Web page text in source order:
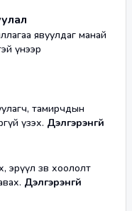
явуулдаг манай
үнээр
тамирчдын
үзэх. Дэлгэрэнгүй
эрүүл зөв хоололт
Дэлгэрэнгүй